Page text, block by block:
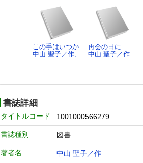
この手はいつか
中山 聖子／作,
…
再会の日に
中山 聖子／作
書誌詳細
タイトルコード 1001000566279
書誌種別 図書
著者名 中山 聖子／作